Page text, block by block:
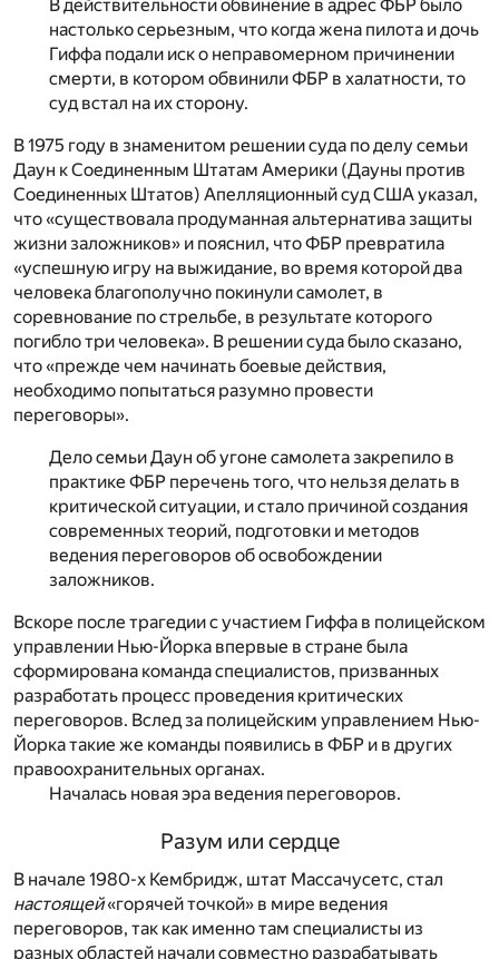
В действительности обвинение в адрес ФБР было
настолько серьезным, что когда жена пилота и дочь
Гиффа подали иск о неправомерном причинении
смерти, в котором обвинили ФБР в халатности, то
суд встал на их сторону.
В 1975 году в знаменитом решении суда по делу семьи
Даун к Соединенным Штатам Америки (Дауны против
Соединенных Штатов) Апелляционный суд США указал,
что «существовала продуманная альтернатива защиты
жизни заложников» и пояснил, что ФБР превратила
«успешную игру на выжидание, во время которой два
человека благополучно покинули самолет, в
соревнование по стрельбе, в результате которого
погибло три человека». В решении суда было сказано,
что «прежде чем начинать боевые действия,
необходимо попытаться разумно провести
переговоры».
Дело семьи Даун об угоне самолета закрепило в
практике ФБР перечень того, что нельзя делать в
критической ситуации, и стало причиной создания
современных теорий, подготовки и методов
ведения переговоров об освобождении
заложников.
Вскоре после трагедии с участием Гиффа в полицейском
управлении Нью-Йорка впервые в стране была
сформирована команда специалистов, призванных
разработать процесс проведения критических
переговоров. Вслед за полицейским управлением Нью-
Йорка такие же команды появились в ФБР и в других
правоохранительных органах.
Началась новая эра ведения переговоров.
Разум или сердце
В начале 1980-х Кембридж, штат Массачусетс, стал
настоящей«горячей точкой» в мире ведения
переговоров, так как именно там специалисты из
разных областей начали совместно разрабатывать